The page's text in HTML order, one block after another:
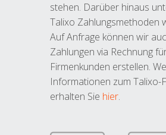
stehen. Darüber hinaus
Talixo Zahlungsmethoden
Auf Anfrage können wir
Zahlungen via Rechnung
Firmenkunden erstellen.
Informationen zum Talixo-
erhalten Sie hier.